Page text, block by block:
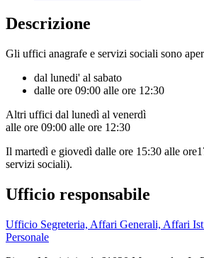
Descrizione
Gli uffici anagrafe e servizi sociali sono
dal lunedi' al sabato
dalle ore 09:00 alle ore 12:30
Altri uffici dal lunedì al venerdì
alle ore 09:00 alle ore 12:30
Il martedì e giovedì dalle ore 15:30 alle
servizi sociali).
Ufficio responsabile
Ufficio Segreteria, Affari Generali, Affari
Personale